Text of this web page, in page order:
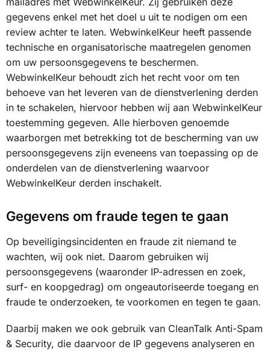
gegevens enkel met het doel u uit te nodigen om een
review achter te laten. WebwinkelKeur heeft passende
technische en organisatorische maatregelen genomen
om uw persoonsgegevens te beschermen.
WebwinkelKeur behoudt zich het recht voor om ten
behoeve van het leveren van de dienstverlening derden
in te schakelen, hiervoor hebben wij aan WebwinkelKeur
toestemming gegeven. Alle hierboven genoemde
waarborgen met betrekking tot de bescherming van uw
persoonsgegevens zijn eveneens van toepassing op de
onderdelen van de dienstverlening waarvoor
WebwinkelKeur derden inschakelt.
Gegevens om fraude tegen te gaan
Op beveiligingsincidenten en fraude zit niemand te
wachten, wij ook niet. Daarom gebruiken wij
persoonsgegevens (waaronder IP-adressen en zoek,
surf- en koopgedrag) om ongeautoriseerde toegang en
fraude te onderzoeken, te voorkomen en tegen te gaan.
Daarbij maken we ook gebruik van CleanTalk Anti-Spam
& Security, die daarvoor de IP gegevens analyseren en